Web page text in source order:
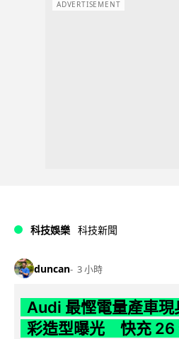
ADVERTISEMENT
科技娛樂 科技新聞
duncan 3 小時
Audi 最慳電量產車
彩造型曝光 快充 26